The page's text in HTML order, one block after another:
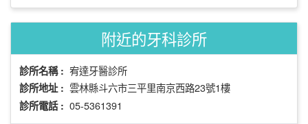
附近的牙科診所
診所名稱 : 宥達牙醫診所
診所地址 : 雲林縣斗六市三平里南京西路23號1樓
診所電話 : 05-5361391